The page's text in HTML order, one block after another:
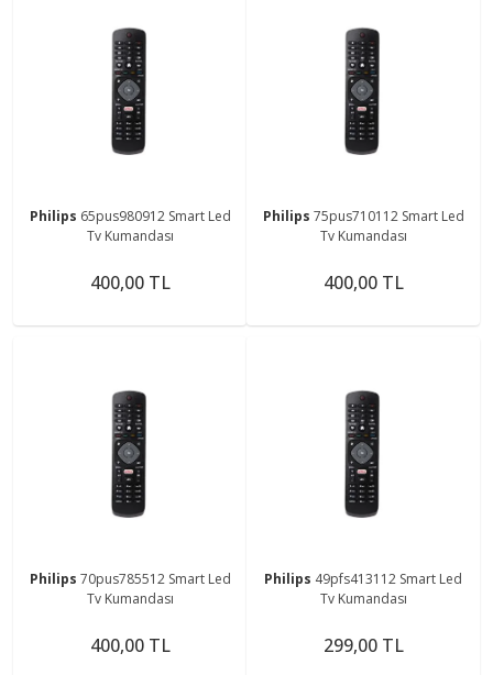
Philips 65pus980912 Smart Led
Tv Kumandası
400,00 TL
Philips 75pus710112 Smart Led
Tv Kumandası
400,00 TL
Philips 70pus785512 Smart Led
Tv Kumandası
400,00 TL
Philips 49pfs413112 Smart Led
Tv Kumandası
299,00 TL